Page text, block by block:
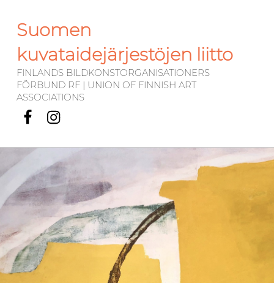
Suomen
kuvataidejärjestöjen liitto
FINLANDS BILDKONSTORGANISATIONERS
FÖRBUND RF | UNION OF FINNISH ART
ASSOCIATIONS
Facebook
Instagram